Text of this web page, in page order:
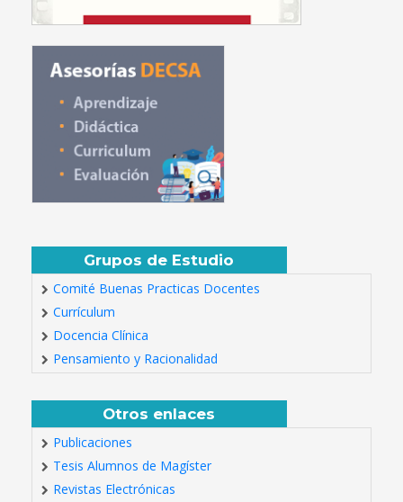
Grupos de Estudio
Comité Buenas Practicas Docentes
Currículum
Docencia Clínica
Pensamiento y Racionalidad
Otros enlaces
Publicaciones
Tesis Alumnos de Magíster
Revistas Electrónicas